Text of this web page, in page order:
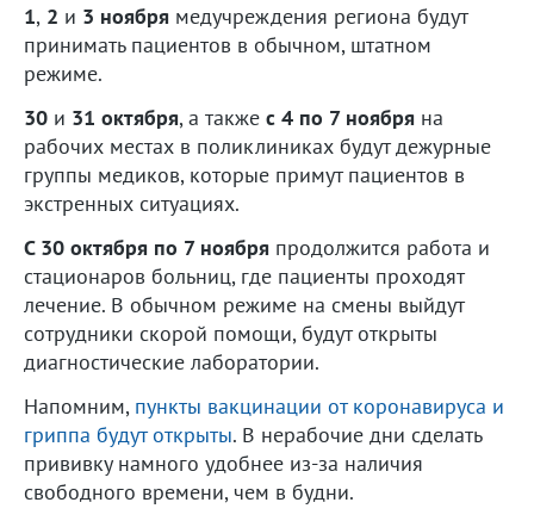
1, 2 и 3 ноября медучреждения региона будут
принимать пациентов в обычном, штатном
режиме.
30 и 31 октября, а также с 4 по 7 ноября на
рабочих местах в поликлиниках будут дежурные
группы медиков, которые примут пациентов в
экстренных ситуациях.
С 30 октября по 7 ноября продолжится работа и
стационаров больниц, где пациенты проходят
лечение. В обычном режиме на смены выйдут
сотрудники скорой помощи, будут открыты
диагностические лаборатории.
Напомним, пункты вакцинации от коронавируса и
гриппа будут открыты. В нерабочие дни сделать
прививку намного удобнее из-за наличия
свободного времени, чем в будни.